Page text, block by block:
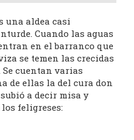
una aldea casi
Cuando las aguas
en el barranco que
se temen las crecidas
cuentan varias
de ellas la del cura don
a decir misa y
feligreses: